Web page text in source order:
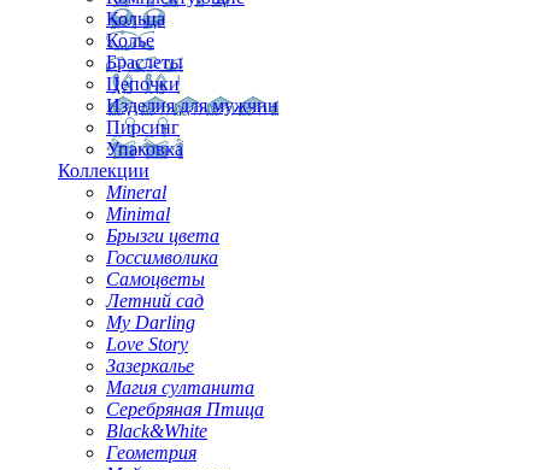
Кольца
Колье
Браслеты
Цепочки
Изделия для мужчин
Пирсинг
Упаковка
Коллекции
Mineral
Minimal
Брызги цвета
Госсимволика
Самоцветы
Летний сад
My Darling
Love Story
Зазеркалье
Магия султанита
Серебряная Птица
Black&White
Геометрия